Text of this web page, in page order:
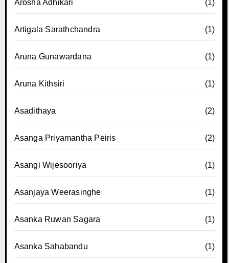
Arosha Adhikari (1)
Artigala Sarathchandra (1)
Aruna Gunawardana (1)
Aruna Kithsiri (1)
Asadithaya (2)
Asanga Priyamantha Peiris (2)
Asangi Wijesooriya (1)
Asanjaya Weerasinghe (1)
Asanka Ruwan Sagara (1)
Asanka Sahabandu (1)